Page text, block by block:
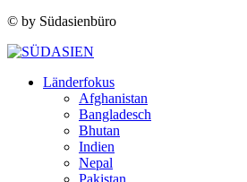
© by Südasienbüro
Länderfokus
Afghanistan
Bangladesch
Bhutan
Indien
Nepal